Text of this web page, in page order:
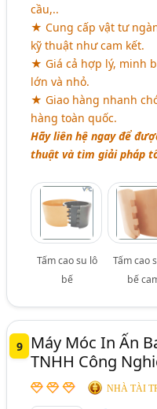
cầu,..
★ Cung cấp vật tư
kỹ thuật như cam kết.
★ Giá cả hợp lý, minh
lớn và nhỏ.
★ Giao hàng nhanh
hàng toàn quốc.
Hãy liên hệ ngay để
thuật và tìm giải pháp
Tấm cao su lô
bế
Tấm cao
bế
9
Máy Móc In Ấn
TNHH Công
NHÀ TÀI